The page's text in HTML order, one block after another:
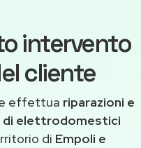
intervento
cliente
effettua riparazioni e
di elettrodomestici
di Empoli e